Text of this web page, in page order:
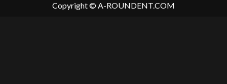
Copyright © A-ROUNDENT.COM